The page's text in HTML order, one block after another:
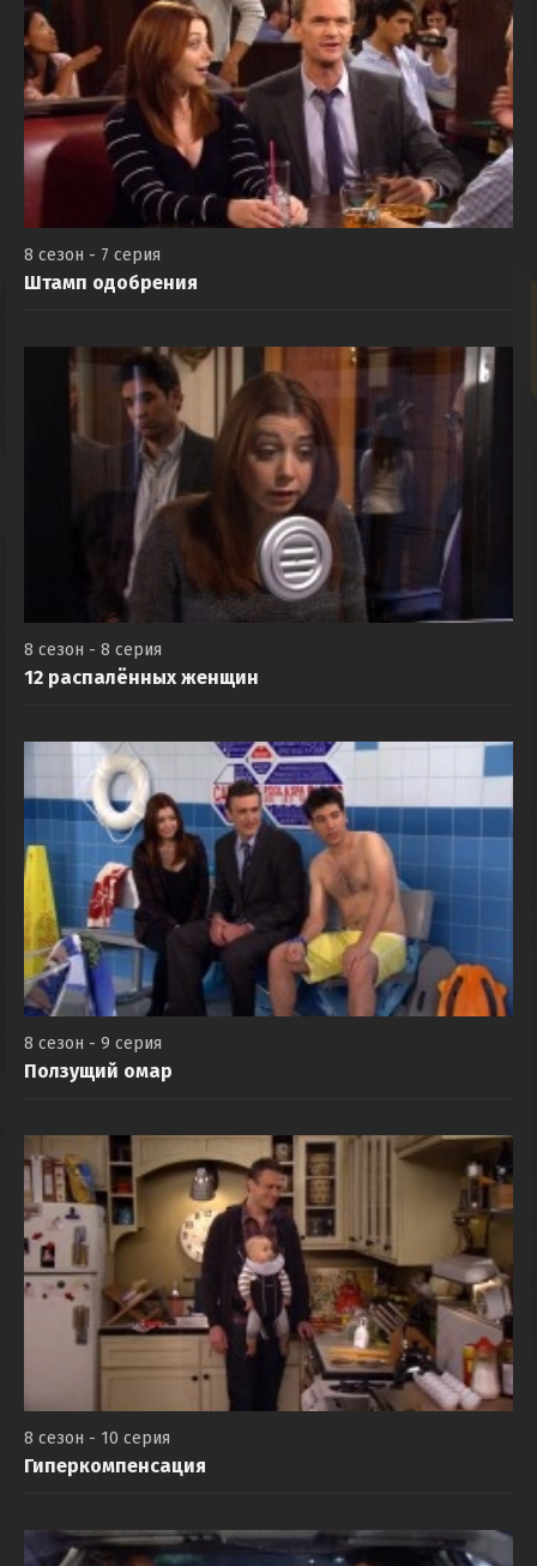
8 сезон - 7 серия
Штамп одобрения
8 сезон - 8 серия
12 распалённых женщин
8 сезон - 9 серия
Ползущий омар
8 сезон - 10 серия
Гиперкомпенсация